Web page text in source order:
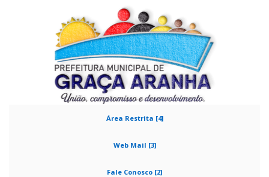
Área Restrita [4]
Web Mail [3]
Fale Conosco [2]